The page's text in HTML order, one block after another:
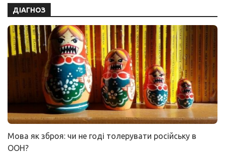
ДІАГНОЗ
Мова як зброя: чи не годі толерувати російську в
ООН?